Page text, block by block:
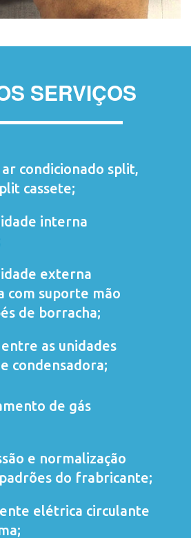
SERVIÇOS
condicionado split,
cassete;
interna
externa
com suporte mão
de borracha;
as unidades
condensadora;
de gás
e normalização
do frabricante;
elétrica circulante